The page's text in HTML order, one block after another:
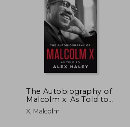
$ 106.871 50%
The Autobiography of
Malcolm x: As Told to
Alex Haley (en Inglés)
X, Malcolm